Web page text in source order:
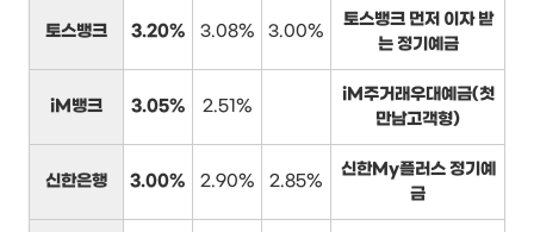
토스뱅크 3.20% 3.08% 3.00%
토스뱅크 먼저 이자 받
는 정기예금
iM뱅크 3.05% 2.51%
iM주거래우대예금(첫
만남고객형)
신한은행 3.00% 2.90% 2.85%
신한My플러스 정기예
금